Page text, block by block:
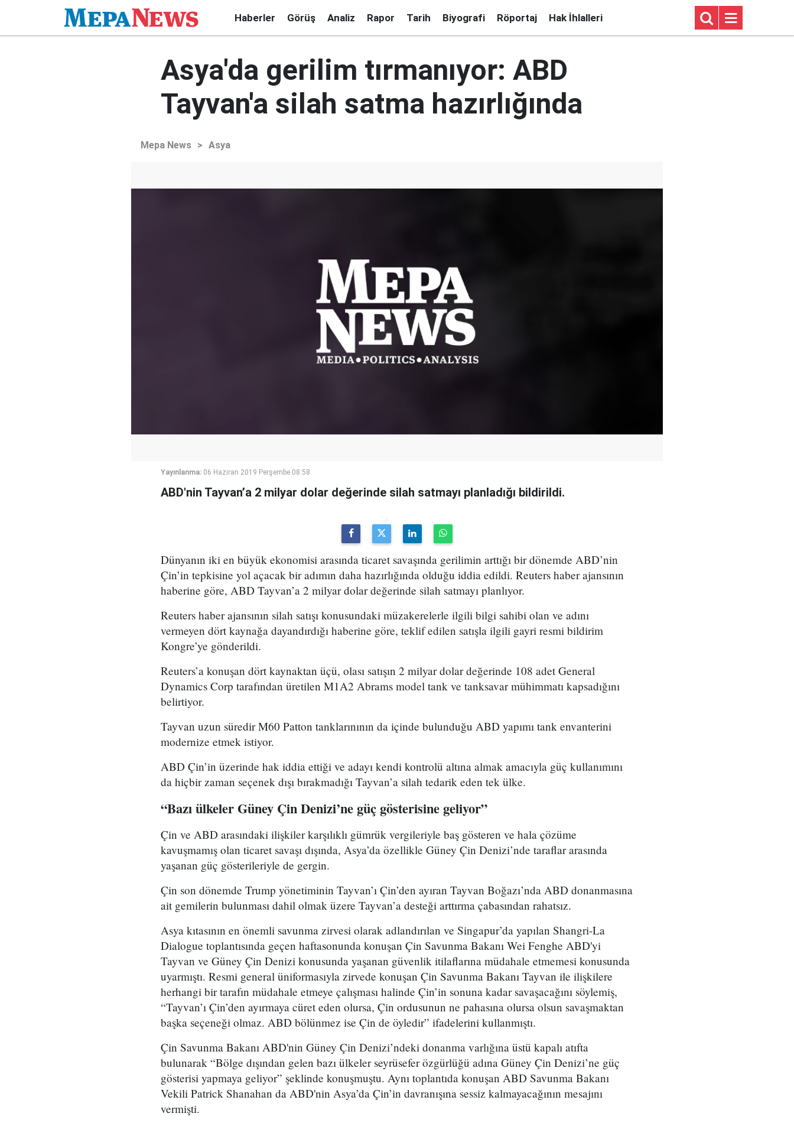
Haberler Görüş Analiz Rapor Tarih Biyografi Röportaj Hak İhlalleri
Asya'da gerilim tırmanıyor: ABD
Tayvan'a silah satma hazırlığında
Mepa News > Asya
Yayınlanma: 06 Haziran 2019 Perşembe 08:58
ABD'nin Tayvan’a 2 milyar dolar değerinde silah satmayı planladığı bildirildi.
Dünyanın iki en büyük ekonomisi arasında ticaret savaşında gerilimin arttığı bir dönemde ABD’nin
Çin’in tepkisine yol açacak bir adımın daha hazırlığında olduğu iddia edildi. Reuters haber ajansının
haberine göre, ABD Tayvan’a 2 milyar dolar değerinde silah satmayı planlıyor.
Reuters haber ajansının silah satışı konusundaki müzakerelerle ilgili bilgi sahibi olan ve adını
vermeyen dört kaynağa dayandırdığı haberine göre, teklif edilen satışla ilgili gayri resmi bildirim
Kongre’ye gönderildi.
Reuters’a konuşan dört kaynaktan üçü, olası satışın 2 milyar dolar değerinde 108 adet General
Dynamics Corp tarafından üretilen M1A2 Abrams model tank ve tanksavar mühimmatı kapsadığını
belirtiyor.
Tayvan uzun süredir M60 Patton tanklarınının da içinde bulunduğu ABD yapımı tank envanterini
modernize etmek istiyor.
ABD Çin’in üzerinde hak iddia ettiği ve adayı kendi kontrolü altına almak amacıyla güç kullanımını
da hiçbir zaman seçenek dışı bırakmadığı Tayvan’a silah tedarik eden tek ülke.
“Bazı ülkeler Güney Çin Denizi’ne güç gösterisine geliyor”
Çin ve ABD arasındaki ilişkiler karşılıklı gümrük vergileriyle baş gösteren ve hala çözüme
kavuşmamış olan ticaret savaşı dışında, Asya’da özellikle Güney Çin Denizi’nde taraflar arasında
yaşanan güç gösterileriyle de gergin.
Çin son dönemde Trump yönetiminin Tayvan’ı Çin’den ayıran Tayvan Boğazı’nda ABD donanmasına
ait gemilerin bulunması dahil olmak üzere Tayvan’a desteği arttırma çabasından rahatsız.
Asya kıtasının en önemli savunma zirvesi olarak adlandırılan ve Singapur’da yapılan Shangri-La
Dialogue toplantısında geçen haftasonunda konuşan Çin Savunma Bakanı Wei Fenghe ABD'yi
Tayvan ve Güney Çin Denizi konusunda yaşanan güvenlik itilaflarına müdahale etmemesi konusunda
uyarmıştı. Resmi general üniformasıyla zirvede konuşan Çin Savunma Bakanı Tayvan ile ilişkilere
herhangi bir tarafın müdahale etmeye çalışması halinde Çin’in sonuna kadar savaşacağını söylemiş,
“Tayvan’ı Çin’den ayırmaya cüret eden olursa, Çin ordusunun ne pahasına olursa olsun savaşmaktan
başka seçeneği olmaz. ABD bölünmez ise Çin de öyledir” ifadelerini kullanmıştı.
Çin Savunma Bakanı ABD'nin Güney Çin Denizi’ndeki donanma varlığına üstü kapalı atıfta
bulunarak “Bölge dışından gelen bazı ülkeler seyrüsefer özgürlüğü adına Güney Çin Denizi’ne güç
gösterisi yapmaya geliyor” şeklinde konuşmuştu. Aynı toplantıda konuşan ABD Savunma Bakanı
Vekili Patrick Shanahan da ABD'nin Asya’da Çin’in davranışına sessiz kalmayacağının mesajını
vermişti.